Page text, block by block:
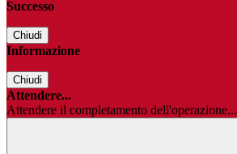
Successo
Chiudi
Informazione
Chiudi
Attendere...
Attendere il completamento dell'operazione...